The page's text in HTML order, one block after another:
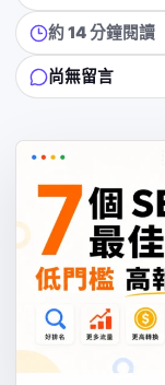
約 14 分鐘閱讀
尚無留言